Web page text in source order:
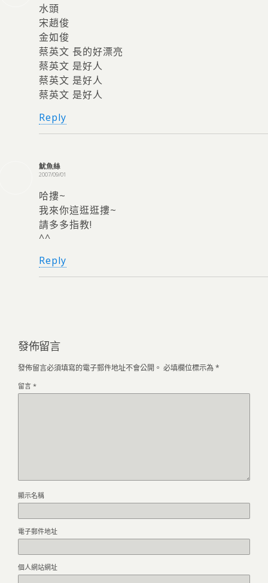
水頭
宋趙俊
金如俊
蔡英文 長的好漂亮
蔡英文 是好人
蔡英文 是好人
蔡英文 是好人
Reply
魷魚絲
2007/09/01
哈摟~
我來你這逛逛摟~
請多多指教!
^^
Reply
發佈留言
發佈留言必須填寫的電子郵件地址不會公開。 必填欄位標示為*
留言 *
顯示名稱
電子郵件地址
個人網站網址